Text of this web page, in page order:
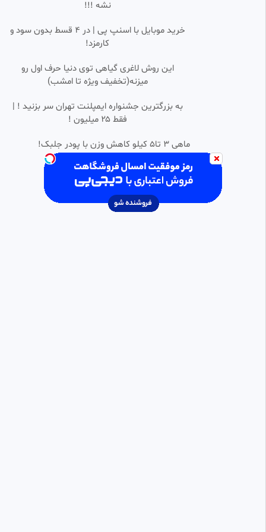
سریال ترکی خواهران و برادران
mostafa
4.08k بازدید • 2 ماه پیش
0:55:05
سریال سگ های شکاری فصل ۲
قسمت دوم دوبله فارسی
6.13k بازدید •
0:44:57
(دوبله فارسی)
Video master
27.45k بازدید •
نشه !!!
خرید موبایل با اسنپ پی | در ۴ قسط بدون سود و
کارمزد!
این روش لاغری گیاهی توی دنیا حرف اول رو
میزنه(تخفیف ویژه تا امشب)
به بزرگترین جشنواره ایمپلنت تهران سر بزنید ! |
فقط ۲۵ میلیون !
ماهی 3 تا5 کیلو کاهش وزن با پودر جلبک!